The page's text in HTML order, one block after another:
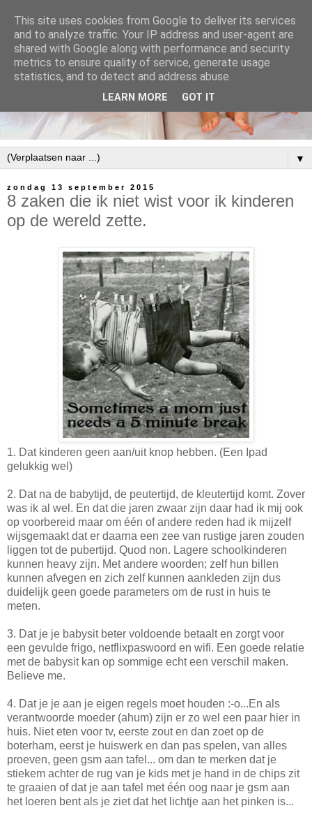
▼
zondag 13 september 2015
8 zaken die ik niet wist voor ik kinderen
op de wereld zette.
1. Dat kinderen geen aan/uit knop hebben. (Een Ipad
gelukkig wel)
2. Dat na de babytijd, de peutertijd, de kleutertijd komt. Zover
was ik al wel. En dat die jaren zwaar zijn daar had ik mij ook
op voorbereid maar om één of andere reden had ik mijzelf
wijsgemaakt dat er daarna een zee van rustige jaren zouden
liggen tot de pubertijd. Quod non. Lagere schoolkinderen
kunnen heavy zijn. Met andere woorden; zelf hun billen
kunnen afvegen en zich zelf kunnen aankleden zijn dus
duidelijk geen goede parameters om de rust in huis te
meten.
3. Dat je je babysit beter voldoende betaalt en zorgt voor
een gevulde frigo, netflixpaswoord en wifi. Een goede relatie
met de babysit kan op sommige echt een verschil maken.
Believe me.
4. Dat je je aan je eigen regels moet houden :-o...En als
verantwoorde moeder (ahum) zijn er zo wel een paar hier in
huis. Niet eten voor tv, eerste zout en dan zoet op de
boterham, eerst je huiswerk en dan pas spelen, van alles
proeven, geen gsm aan tafel... om dan te merken dat je
stiekem achter de rug van je kids met je hand in de chips zit
te graaien of dat je aan tafel met één oog naar je gsm aan
het loeren bent als je ziet dat het lichtje aan het pinken is...
This site uses cookies from Google to deliver its services
and to analyze traffic. Your IP address and user-agent are
shared with Google along with performance and security
metrics to ensure quality of service, generate usage
statistics, and to detect and address abuse.
LEARN MORE GOT IT